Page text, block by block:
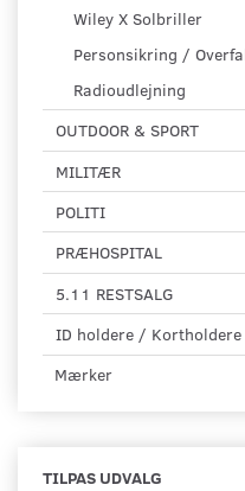
Wiley X Solbriller
Personsikring /
Radioudlejning
OUTDOOR & SPORT
MILITÆR
POLITI
PRÆHOSPITAL
5.11 RESTSALG
ID holdere / Kortholdere
Mærker
TILPAS UDVALG